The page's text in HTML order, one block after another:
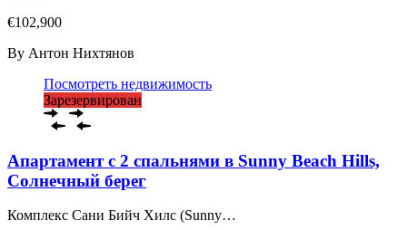
€102,900
By Антон Нихтянов
Посмотреть недвижимость
Зарезервирован
Апартамент с 2 спальнями в Sunny Beach Hills,
Солнечный берег
Комплекс Сани Бийч Хилс (Sunny…